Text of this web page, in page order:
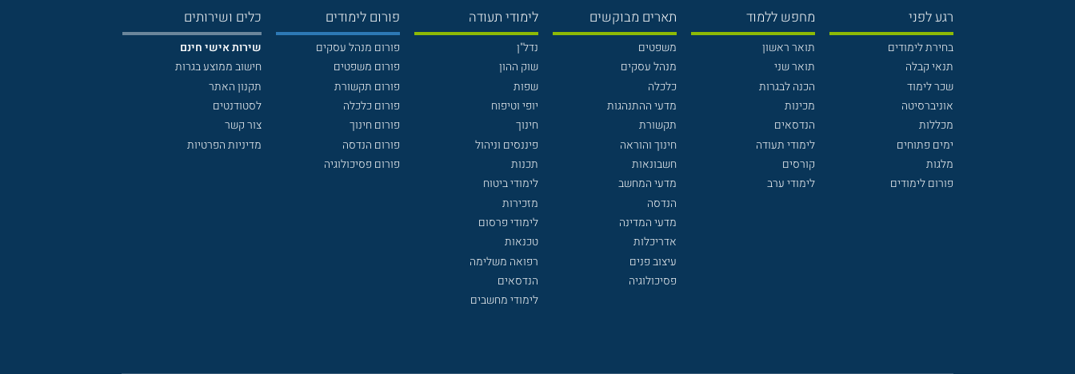
רגע לפני
בחירת לימודים
תנאי קבלה
שכר לימוד
אוניברסיטה
מכללות
ימים פתוחים
מלגות
פורום לימודים
מחפש ללמוד
תואר ראשון
תואר שני
הכנה לבגרות
מכינות
הנדסאים
לימודי תעודה
קורסים
לימודי ערב
תארים מבוקשים
משפטים
מנהל עסקים
כלכלה
מדעי ההתנהגות
תקשורת
חינוך והוראה
חשבונאות
מדעי המחשב
הנדסה
מדעי המדינה
אדריכלות
עיצוב פנים
פסיכולוגיה
לימודי תעודה
נדל"ן
שוק ההון
שפות
יופי וטיפוח
חינוך
פיננסים וניהול
תכנות
לימודי ביטוח
מזכירות
לימודי פרסום
טכנאות
רפואה משלימה
הנדסאים
לימודי מחשבים
פורום לימודים
פורום מנהל עסקים
פורום משפטים
פורום תקשורת
פורום כלכלה
פורום חינוך
פורום הנדסה
פורום פסיכולוגיה
כלים ושירותים
שירות אישי חינם
חישוב ממוצע בגרות
תקנון האתר
לסטודנטים
צור קשר
מדיניות הפרטיות